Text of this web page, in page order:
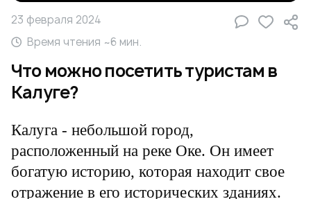
23 февраля 2024
Время чтения ~6 мин.
Что можно посетить туристам в
Калуге?
Калуга - небольшой город,
расположенный на реке Оке. Он имеет
богатую историю, которая находит свое
отражение в его исторических зданиях.